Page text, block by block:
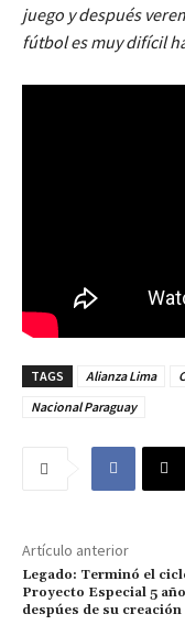
juego y después
fútbol es muy difícil
TAGS Alianza Lima
Nacional Paraguay
Artículo anterior
Legado: Terminó el
Proyecto Especial 5
despúes de su creación